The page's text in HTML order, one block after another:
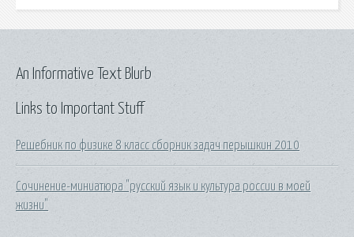
Links to Important Stuff
Решебник по физике 8 класс сборник задач перышкин 2010
Сочинение-миниатюра "русский язык и культура россии в моей
жизни"
An Informative Text Blurb